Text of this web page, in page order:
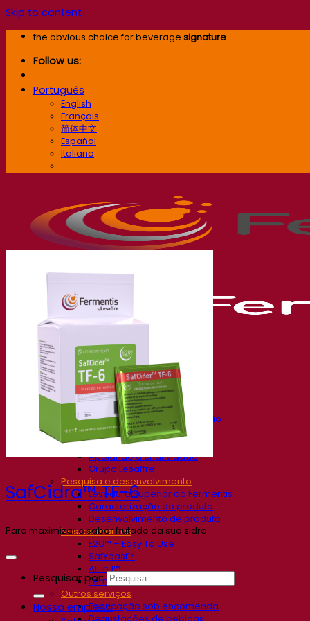
Skip to content
the obvious choice for beverage signature
Follow us:
Português
English
Français
简体中文
Español
Italiano
Nossa empresa
Sobre nós
Especialista em fermentação
O Campus Fermentis
Uma equipe apaixonada
Apoiando a criatividade
Grupo Lesaffre
Pesquisa e desenvolvimento
Levedura Superior da Fermentis
Caracterização do produto
Desenvolvimento de produto
Nossas marcas
E2U™ – Easy To Use
SafYeast™
All In 1™
Fermentis Academy™
Outros serviços
Fabricação sob encomenda
SafCidra™ TF-6
Para maximizar o sabor frutado da sua sidra
Pesquisar por:
Nossa empresa